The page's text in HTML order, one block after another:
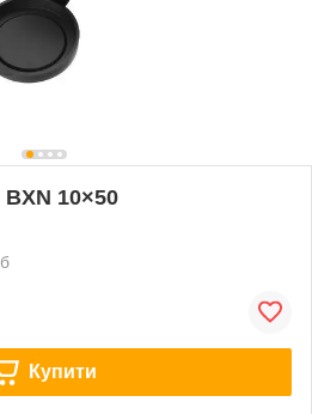
10×50
Купити